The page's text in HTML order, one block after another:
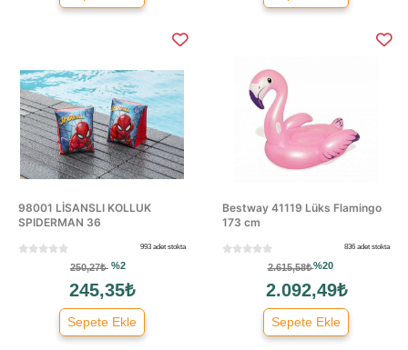
98001 LİSANSLI KOLLUK
SPIDERMAN 36
993 adet stokta
250,27₺ %2
245,35₺
Sepete Ekle
Bestway 41119 Lüks Flamingo
173 cm
836 adet stokta
2.615,58₺%20
2.092,49₺
Sepete Ekle